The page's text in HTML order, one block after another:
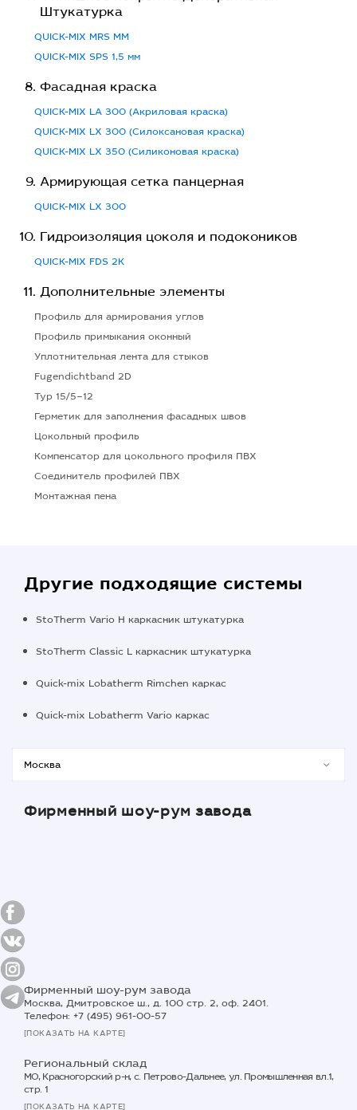
Штукатурка
QUICK-MIX MRS MM
QUICK-MIX SPS 1,5 мм
Фасадная краска
QUICK-MIX LA 300 (Акриловая краска)
QUICK-MIX LX 300 (Силоксановая краска)
QUICK-MIX LX 350 (Силиконовая краска)
Армирующая сетка панцерная
QUICK-MIX LX 300
Гидроизоляция цоколя и подокоников
QUICK-MIX FDS 2K
Дополнительные элементы
Профиль для армирования углов
Профиль примыкания оконный
Уплотнительная лента для стыков
Fugendichtband 2D
Typ 15/5–12
Герметик для заполнения фасадных швов
Цокольный профиль
Компенсатор для цокольного профиля ПВХ
Соединитель профилей ПВХ
Монтажная пена
Другие подходящие системы
StoTherm Vario H каркасник штукатурка
StoTherm Classic L каркасник штукатурка
Quick-mix Lobatherm Rimchen каркас
Quick-mix Lobatherm Vario каркас
Фирменный шоу-рум завода
Фирменный шоу-рум завода
Москва, Дмитровское ш., д. 100 стр. 2, оф. 2401.
Телефон: +7 (495) 961-00-57
[ПОКАЗАТЬ НА КАРТЕ]
Региональный склад
МО, Красногорский р-н, с. Петрово-Дальнее, ул. Промышленная вл.1,
стр. 1
[ПОКАЗАТЬ НА КАРТЕ]